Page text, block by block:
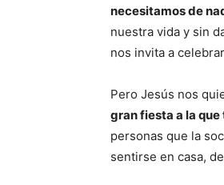
necesitamos de
nuestra vida y sin
nos invita a
Pero Jesús nos
gran fiesta a la
personas que la
sentirse en casa,